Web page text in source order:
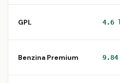
GPL 4.6
Benzina Premium